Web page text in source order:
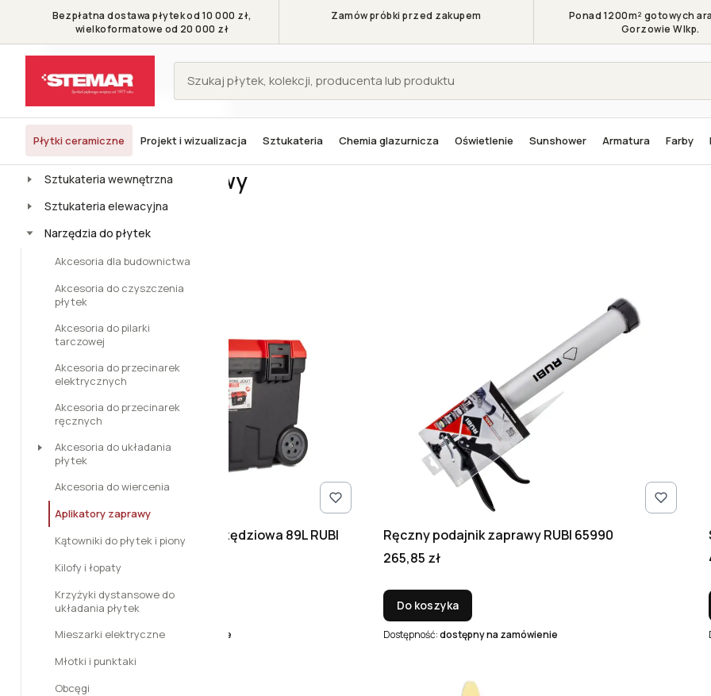
Bezpłatna dostawa płytek od 10 000 zł,
wielkoformatowe od 20 000 zł
Zamów próbki przed zakupem
Ponad 1200m² gotowych
Gorzowie Wlkp.
Płytki ceramiczne Projekt i wizualizacja Sztukateria Chemia glazurnicza Oświetlenie Sunshower Armatura Farby
Stemar - Symbol pięknego wnętrza Narzędzia do płytek Aplikatory zaprawy
KATEGORIE
Płytki
Sztukateria wewnętrzna
Sztukateria elewacyjna
Narzędzia do płytek
Akcesoria dla budownictwa
Akcesoria do czyszczenia
płytek
Akcesoria do pilarki
tarczowej
Akcesoria do przecinarek
elektrycznych
Akcesoria do przecinarek
ręcznych
Akcesoria do układania
płytek
Akcesoria do wiercenia
Aplikatory zaprawy
Kątowniki do płytek i piony
Kilofy i łopaty
Krzyżyki dystansowe do
układania płytek
Mieszarki elektryczne
Młotki i punktaki
Obcęgi
Aplikatory zaprawy
Lista produktów
Sortowanie:
Domyślne
Profesjonalna skrzynia narzędziowa 89L RUBI
75965
Cena
718,56 zł
Do koszyka
Dostępność:dostępny na zamówienie
Ręczny podajnik zaprawy RUBI 65990
Cena
265,85 zł
Do koszyka
Dostępność:dostępny na zamówienie